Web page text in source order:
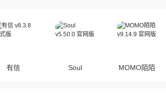
有信 Soul MOMO陌陌